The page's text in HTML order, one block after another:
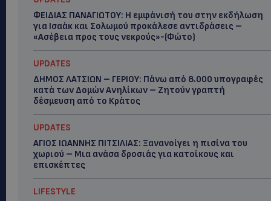
ΦΕΙΔΙΑΣ ΠΑΝΑΓΙΩΤΟΥ: Η εμφάνισή του στην εκδήλωση
για Ισαάκ και Σολωμού προκάλεσε αντιδράσεις –
«Ασέβεια προς τους νεκρούς»-(Φώτο)
UPDATES
ΔΗΜΟΣ ΛΑΤΣΙΩΝ – ΓΕΡΙΟΥ: Πάνω από 8.000 υπογραφές
κατά των Δομών Ανηλίκων – Ζητούν γραπτή
δέσμευση από το Κράτος
UPDATES
ΑΓΙΟΣ ΙΩΑΝΝΗΣ ΠΙΤΣΙΛΙΑΣ: Ξανανοίγει η πισίνα του
χωριού – Μια ανάσα δροσιάς για κατοίκους και
επισκέπτες
LIFESTYLE